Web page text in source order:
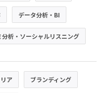
データ分析・BI
分析・ソーシャルリスニング
ア ブランディング